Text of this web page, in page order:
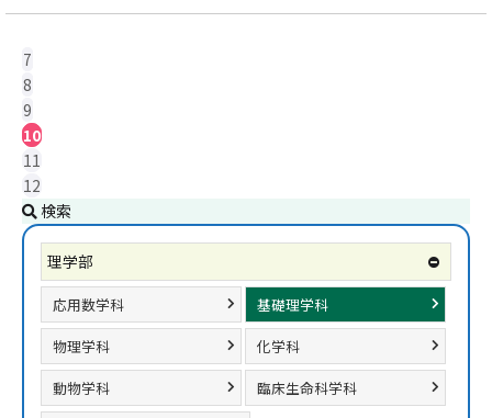
7
8
9
10
11
12
検索
理学部
応用数学科
基礎理学科
物理学科
化学科
動物学科
臨床生命科学科